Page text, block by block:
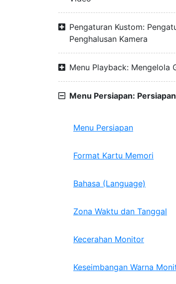
Pengaturan Kustom:
Penghalusan Kamera
Menu Playback: Mengelola
Menu Persiapan:
Menu Persiapan
Format Kartu Memori
Bahasa (Language)
Zona Waktu dan Tanggal
Kecerahan Monitor
Keseimbangan Warna